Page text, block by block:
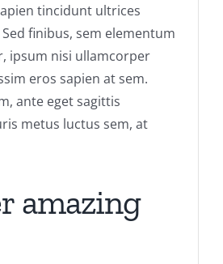
tincidunt ultrices
finibus, sem elementum
ipsum nisi ullamcorper
eros sapien at sem.
ante eget sagittis
metus luctus sem, at
amazing